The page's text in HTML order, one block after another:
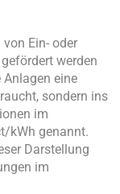
Ein- oder
werden
eine
sondern ins
im
kWh genannt.
Darstellung
im